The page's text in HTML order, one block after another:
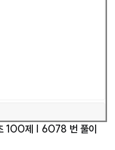
100제 | 6078 번 풀이